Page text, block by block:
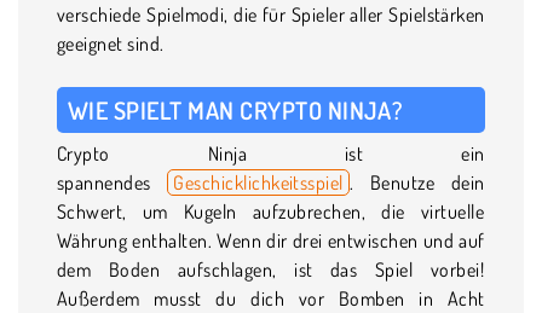
verschiede Spielmodi, die für Spieler aller Spielstärken
geeignet sind.
WIE SPIELT MAN CRYPTO NINJA?
Crypto Ninja ist ein
spannendes Geschicklichkeitsspiel . Benutze dein
Schwert, um Kugeln aufzubrechen, die virtuelle
Währung enthalten. Wenn dir drei entwischen und auf
dem Boden aufschlagen, ist das Spiel vorbei!
Außerdem musst du dich vor Bomben in Acht